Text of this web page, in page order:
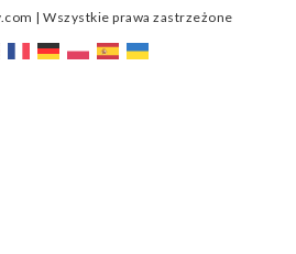
| Wszystkie prawa zastrzeżone